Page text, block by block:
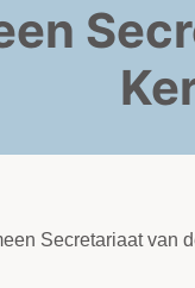
Secretariaat